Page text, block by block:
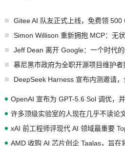
Gitee AI 队友正式上线，免费领 500
Simon Willison 重新拥抱 MCP：无
Jeff Dean 离开 Google：一个时代
慕尼黑市政府为全职开源项目维护者
OpenAI 宣布为 GPT-5.6 Sol 调优，
许多顶级实验室的人现在几乎不读论
xAI 前工程师评现代 AI 领域最重要